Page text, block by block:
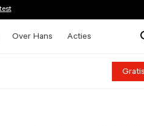
Over Hans Acties